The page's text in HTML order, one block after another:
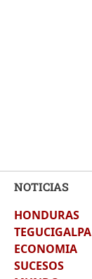
NOTICIAS
HONDURAS
TEGUCIGALPA
ECONOMIA
SUCESOS